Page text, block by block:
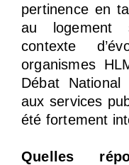
pertinence en
au logement
contexte
organismes
Débat
aux services
été fortement
Quelles